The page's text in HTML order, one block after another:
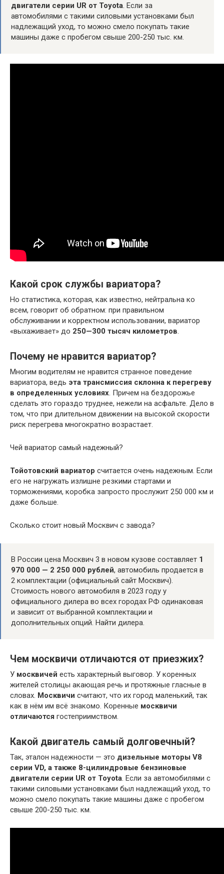
двигатели серии UR от Toyota. Если за
автомобилями с такими силовыми установками был
надлежащий уход, то можно смело покупать такие
машины даже с пробегом свыше 200-250 тыс. км.
Какой срок службы вариатора?
Но статистика, которая, как известно, нейтральна ко
всем, говорит об обратном: при правильном
обслуживании и корректном использовании, вариатор
«выхаживает» до 250—300 тысяч километров.
Почему не нравится вариатор?
Многим водителям не нравится странное поведение
вариатора, ведь эта трансмиссия склонна к перегреву
в определенных условиях. Причем на бездорожье
сделать это гораздо труднее, нежели на асфальте. Дело в
том, что при длительном движении на высокой скорости
риск перегрева многократно возрастает.
Чей вариатор самый надежный?
Тойотовский вариатор считается очень надежным. Если
его не нагружать излишне резкими стартами и
торможениями, коробка запросто прослужит 250 000 км и
даже больше.
Сколько стоит новый Москвич с завода?
В России цена Москвич 3 в новом кузове составляет 1
970 000 — 2 250 000 рублей, автомобиль продается в
2 комплектации (официальный сайт Москвич).
Стоимость нового автомобиля в 2023 году у
официального дилера во всех городах РФ одинаковая
и зависит от выбранной комплектации и
дополнительных опций. Найти дилера.
Чем москвичи отличаются от приезжих?
У москвичей есть характерный выговор. У коренных
жителей столицы акающая речь и протяжные гласные в
словах. Москвичи считают, что их город маленький, так
как в нём им всё знакомо. Коренные москвичи
отличаются гостеприимством.
Какой двигатель самый долговечный?
Так, эталон надежности — это дизельные моторы V8
серии VD, а также 8-цилиндровые бензиновые
двигатели серии UR от Toyota. Если за автомобилями с
такими силовыми установками был надлежащий уход, то
можно смело покупать такие машины даже с пробегом
свыше 200-250 тыс. км.